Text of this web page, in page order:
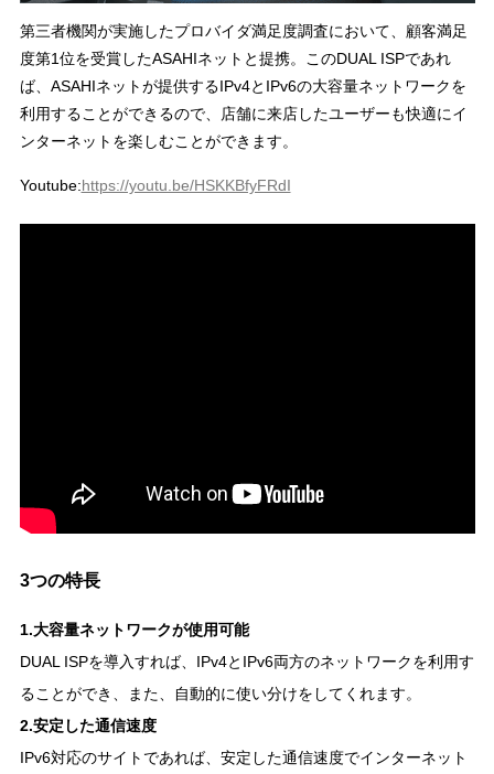
第三者機関が実施したプロバイダ満足度調査において、顧客満足
度第1位を受賞したASAHIネットと提携。このDUAL ISPであれ
ば、ASAHIネットが提供するIPv4とIPv6の大容量ネットワークを
利用することができるので、店舗に来店したユーザーも快適にイ
ンターネットを楽しむことができます。
Youtube:https://youtu.be/HSKKBfyFRdI
3つの特長
1.大容量ネットワークが使用可能
DUAL ISPを導入すれば、IPv4とIPv6両方のネットワークを利用す
ることができ、また、自動的に使い分けをしてくれます。
2.安定した通信速度
IPv6対応のサイトであれば、安定した通信速度でインターネット